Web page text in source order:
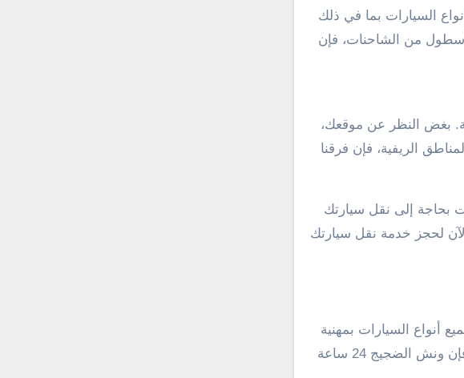
أنواع السيارات بما في ذلك
من الشاحنات، فإن
بغض النظر عن موقعك،
أو في المناطق الريفية، فإن فرقنا
سواء كنت بحاجة إلى نقل سيارتك
الأمثل. تواصل معنا الآن لحجز خدمة نقل سيارتك
جميع أنواع السيارات بمهنية
عالية وفاعلية. سواء كنت بحاجة إلى نقل سيارة خاصة بك أو تحتاج إلى نقل أسطول من الشاحنات، فإن ونش الضجيج 24 ساعة